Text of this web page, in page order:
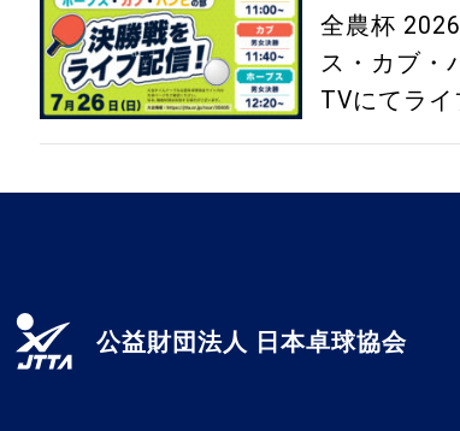
全農杯
ス・カブ・
TVにてライ
公益財団法人 日本卓球協会